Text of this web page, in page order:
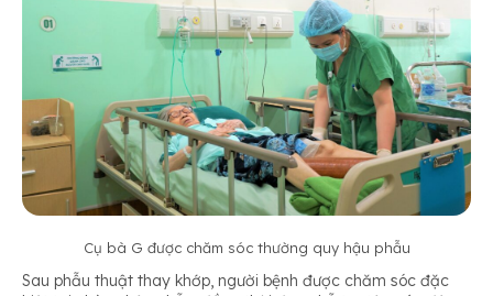
Cụ bà G được chăm sóc thường quy hậu phẫu
Sau phẫu thuật thay khớp, người bệnh được chăm sóc đặc